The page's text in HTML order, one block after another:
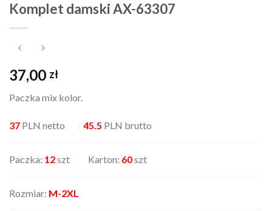
Komplet damski AX-63307
37,00 zł
Paczka mix kolor.
37 PLN netto 45.5 PLN brutto
Paczka: 12szt Karton: 60szt
Rozmiar: M-2XL